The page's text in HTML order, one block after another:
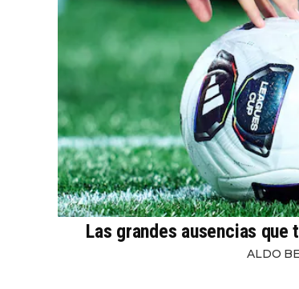
Las grandes ausencias que
ALDO